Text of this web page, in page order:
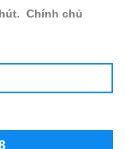
Chính chủ